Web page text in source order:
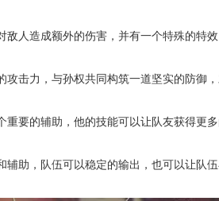
人造成额外的伤害，并有一个特殊的特效
力，与孙权共同构筑一道坚实的防御，
要的辅助，他的技能可以让队友获得更多
助，队伍可以稳定的输出，也可以让队伍